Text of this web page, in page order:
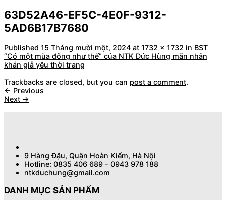
63D52A46-EF5C-4E0F-9312-
5AD6B17B7680
Published 15 Tháng mười một, 2024 at 1732 × 1732 in BST
“Có một mùa đông như thế” của NTK Đức Hùng mãn nhãn
khán giả yêu thời trang
Trackbacks are closed, but you can post a comment.
← Previous
Next →
9 Hàng Đậu, Quận Hoàn Kiếm, Hà Nội
Hotline: 0835 406 689 - 0943 978 188
ntkduchung@gmail.com
DANH MỤC SẢN PHẨM